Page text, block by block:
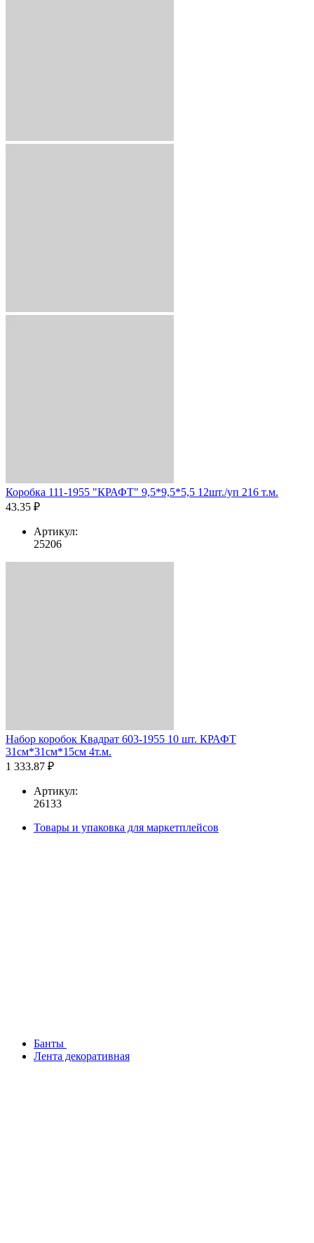
Коробка 111-1955 "КРАФТ" 9,5*9,5*5,5 12шт./уп 216 т.м.
43.35 ₽
Артикул:
25206
Набор коробок Квадрат 603-1955 10 шт. КРАФТ
31см*31см*15см 4т.м.
1 333.87 ₽
Артикул:
26133
Товары и упаковка для маркетплейсов
Банты
Лента декоративная